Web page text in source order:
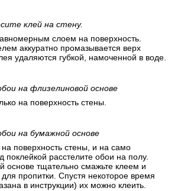
клей на стену.
слоем на поверхность.
аккуратно промазывается верх
удаляются губкой, намоченной в воде.
на флизелиновой основе
на поверхность стены.
на бумажной основе
поверхность стены, и на само
расстелите обои на полу.
основе тщательно смажьте клеем и
пропитки. Спустя некоторое время
в инструкции) их можно клеить.